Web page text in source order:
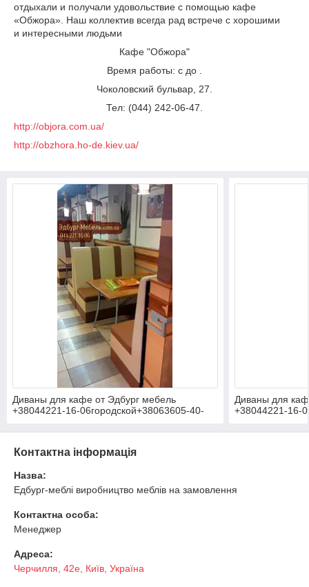
отдыхали и получали удовольствие с помощью кафе
«Обжора». Наш коллектив всегда рад встрече с хорошими
и интересными людьми
Кафе "Обжора"
Время работы: с до .
Чоколовский бульвар, 27.
Тел: (044) 242-06-47.
http://objora.com.ua/
http://obzhora.ho-de.kiev.ua/
Диваны для кафе от Эдбург мебель
+38044221-16-06городской+38063605-40-
http://edburg-mebli.com.ua/g12399679-
27. Тел: (044) 242-06-47.
Диваны для
+38044221-16-
http://edburg-
Контактна інформація
Назва:
Едбург-меблі виробництво меблів на замовлення
Контактна особа:
Менеджер
Адреса:
Черчилля, 42е, Київ, Україна